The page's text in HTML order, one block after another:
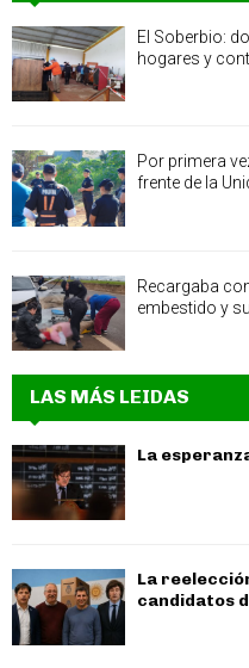
El Soberbio:
hogares y
Por primera
frente de la
Recargaba
embestido y
LAS MÁS LEIDAS
La
La
candidatos